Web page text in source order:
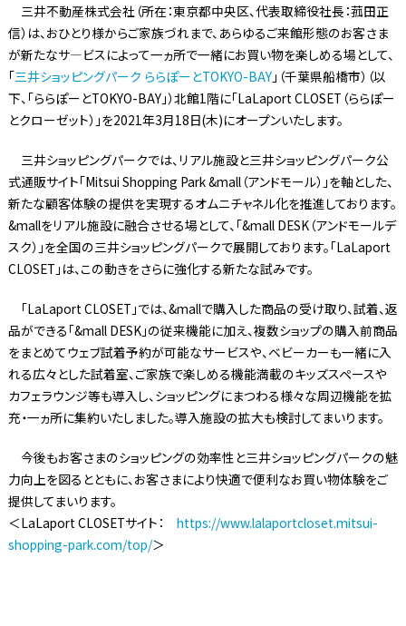
三井不動産株式会社（所在：東京都中央区、代表取締役社長：菰田正
信）は、おひとり様からご家族づれまで、あらゆるご来館形態のお客さま
が新たなサ―ビスによって一ヵ所で一緒にお買い物を楽しめる場として、
「三井ショッピングパーク ららぽーとTOKYO-BAY」（千葉県船橋市）（以
下、「ららぽーとTOKYO-BAY」）北館1階に「LaLaport CLOSET（ららぽー
とクローゼット）」を2021年3月18日(木)にオープンいたします。
三井ショッピングパークでは、リアル施設と三井ショッピングパーク公
式通販サイト「Mitsui Shopping Park &mall（アンドモール）」を軸とした、
新たな顧客体験の提供を実現するオムニチャネル化を推進しております。
&mallをリアル施設に融合させる場として、「&mall DESK（アンドモールデ
スク）」を全国の三井ショッピングパークで展開しております。「LaLaport
CLOSET」は、この動きをさらに強化する新たな試みです。
「LaLaport CLOSET」では、&mallで購入した商品の受け取り、試着、返
品ができる「&mall DESK」の従来機能に加え、複数ショップの購入前商品
をまとめてウェブ試着予約が可能なサービスや、ベビーカーも一緒に入
れる広々とした試着室、ご家族で楽しめる機能満載のキッズスペースや
カフェラウンジ等も導入し、ショッピングにまつわる様々な周辺機能を拡
充・一ヵ所に集約いたしました。導入施設の拡大も検討してまいります。
今後もお客さまのショッピングの効率性と三井ショッピングパークの魅
力向上を図るとともに、お客さまにより快適で便利なお買い物体験をご
提供してまいります。
＜LaLaport CLOSETサイト： https://www.lalaportcloset.mitsui-
shopping-park.com/top/＞